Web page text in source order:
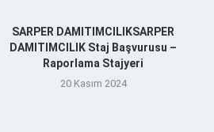
SARPER DAMITIMCILIKSARPER
DAMITIMCILIK Staj Başvurusu –
Raporlama Stajyeri
20 Kasım 2024